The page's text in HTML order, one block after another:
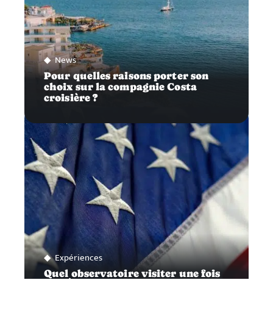
News
Pour quelles raisons porter son
choix sur la compagnie Costa
croisière ?
Expériences
Quel observatoire visiter une fois